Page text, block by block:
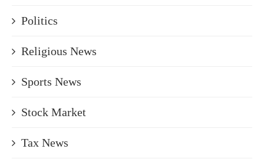
Politics
Religious News
Sports News
Stock Market
Tax News